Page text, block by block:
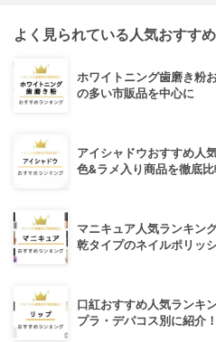
よく見られている人気おすす
ホワイトニング歯磨き粉
の多い市販品を中心に
アイシャドウおすすめ人
色&ラメ入り商品を徹底比
マニキュア人気ランキン
乾タイプのネイルポリッ
口紅おすすめ人気ランキ
プラ・デパコス別に紹介！